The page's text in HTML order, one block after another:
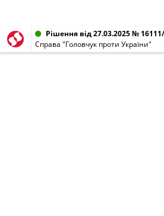
Рішення від 27.03.2025 №
Справа "Головчук проти України"